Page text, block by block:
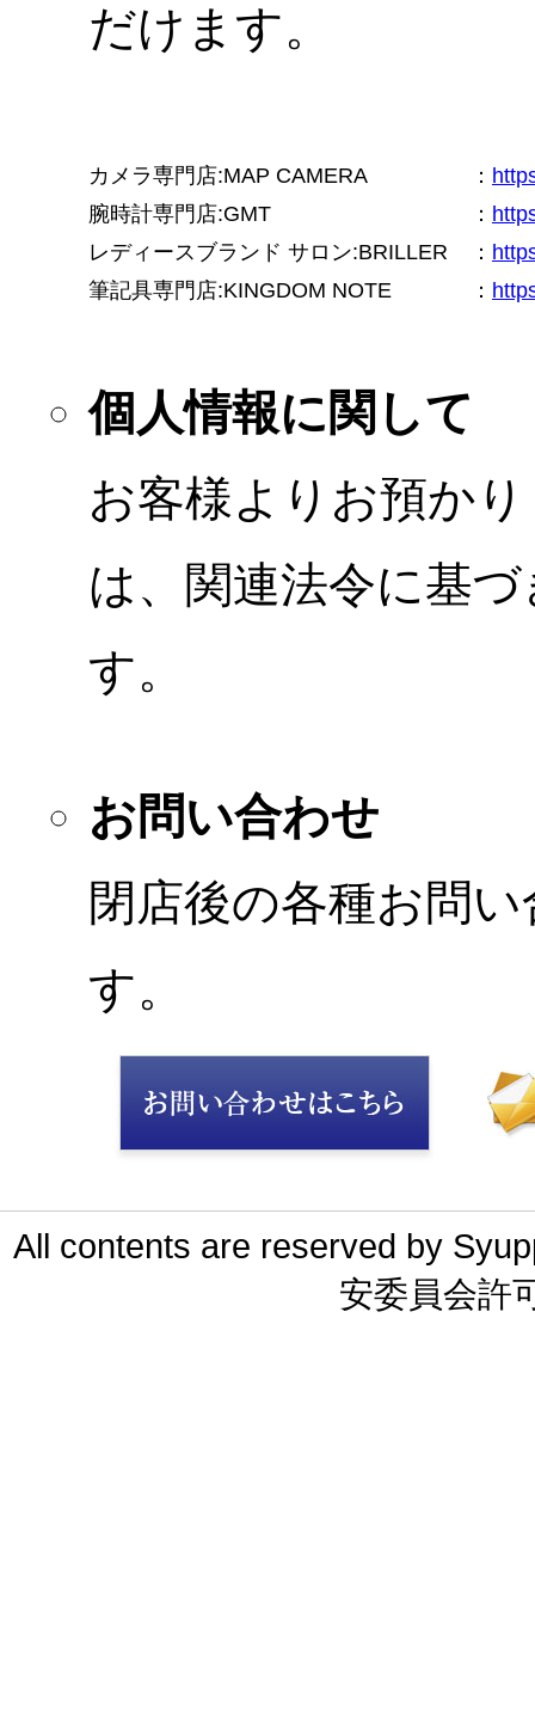
だけます。
カメラ専門店:MAP CAMERA ：
腕時計専門店:GMT
：
レディースブランド サロン:BRILLER
：
筆記具専門店:KINGDOM NOTE
：
個人情報に関して
お客様よりお預か
は、関連法令に基
す。
お問い合わせ
閉店後の各種お問
す。
All contents are reserved by
安委員会許